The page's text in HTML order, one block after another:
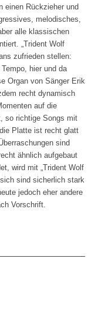
einen Rückzieher und
melodisches,
alle klassischen
„Trident Wolf
zufrieden stellen:
hier und da
Organ von Sänger Erik
recht dynamisch
auf die
so richtige Songs mit
Platte ist recht glatt
sind
ähnlich aufgebaut
wird mit „Trident Wolf
sind sicherlich stark
jedoch eher andere
Vorschrift.